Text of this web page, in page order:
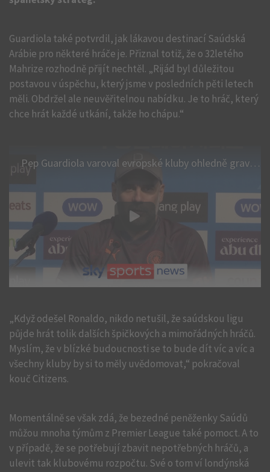
Guardiola také potvrdil, jak lákavou destinací Saúdská
Arábie pro některé hráče je. Přiznal totiž, že o 32letého
Mahrize rozhodně přijít nechtěl. „Rijád byl důležitou
postavou v úspěchu, který jsme v posledních pěti letech
měli. Obdržel ale neuvěřitelnou nabídku. Je to hráč, který
chce hrát každé utkání, takže ho chápu.“
Pep Guardiola varoval evropské kluby ohledně gravitační síly saúdské ligy
„Když odešel Ronaldo, nikdo netušil, že saúdskou ligu
půjde hrát tolik dalších špičkových a mimořádných hráčů.
Myslím, že v blízké budoucnosti se to bude dít víc a víc a
všechny kluby by si to měly uvědomovat,“ pokračoval
kouč Citizens.
Momentálně se však zdá, že bezedné peněženky Saúdů
můžou mnoha týmům z Premier League také pomoct. A to
v případě, že se potřebují zbavit nepotřebných hráčů, a
ulevit tak klubovému rozpočtu. Své o tom ví londýnská